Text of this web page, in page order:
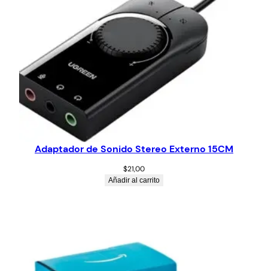
Adaptador de Sonido Stereo Externo 15CM
$21,00
Añadir al carrito